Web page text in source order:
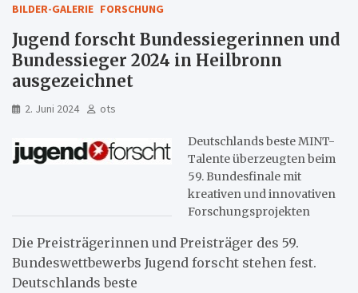
BILDER-GALERIE FORSCHUNG
Jugend forscht Bundessiegerinnen und
Bundessieger 2024 in Heilbronn
ausgezeichnet
2. Juni 2024 ots
Deutschlands beste MINT-
Talente überzeugten beim
59. Bundesfinale mit
kreativen und innovativen
Forschungsprojekten
Die Preisträgerinnen und Preisträger des 59.
Bundeswettbewerbs Jugend forscht stehen fest.
Deutschlands beste